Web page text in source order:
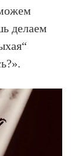
делаем